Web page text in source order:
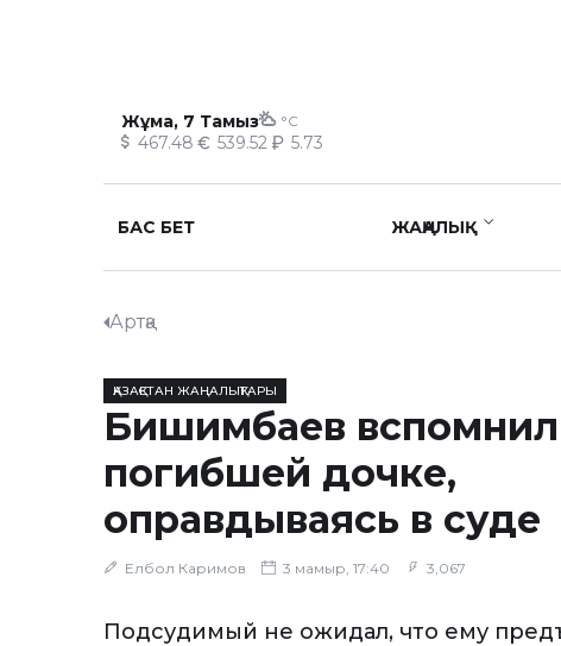
Жұма, 7 Тамыз °C
467.48 539.52 5.73
БАС БЕТ ЖАҢАЛЫҚ
Артқа
ҚАЗАҚСТАН ЖАҢАЛЫҚТАРЫ
Бишимбаев
погибшей дочке,
оправдываясь в суде
Елбол Каримов 3 мамыр, 17:40 3,067
Подсудимый не ожидал, что ему